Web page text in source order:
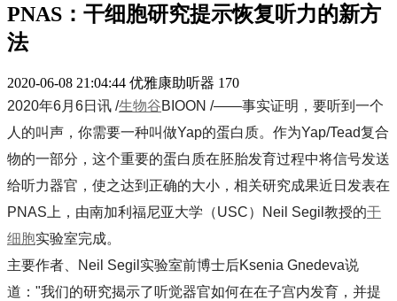
PNAS：干细胞研究提示恢复听力的新方
法
2020-06-08 21:04:44 优雅康助听器 170
2020年6月6日讯 /生物谷BIOON /——事实证明，要听到一个
人的叫声，你需要一种叫做Yap的蛋白质。作为Yap/Tead复合
物的一部分，这个重要的蛋白质在胚胎发育过程中将信号发送
给听力器官，使之达到正确的大小，相关研究成果近日发表在
PNAS上，由南加利福尼亚大学（USC）Neil Segil教授的干
细胞实验室完成。
主要作者、Neil Segil实验室前博士后Ksenia Gnedeva说
道："我们的研究揭示了听觉器官如何在在子宫内发育，并提